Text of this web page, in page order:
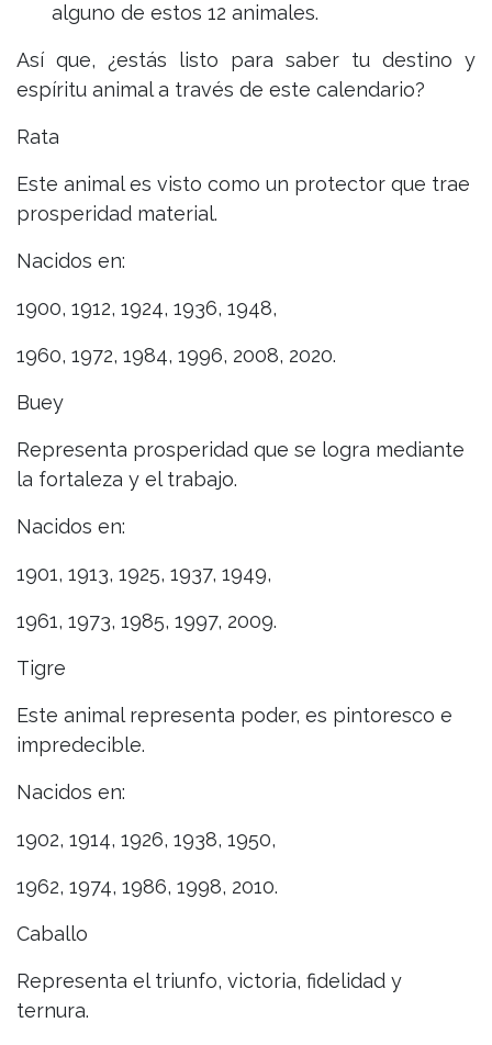
alguno de estos 12 animales.
Así que, ¿estás listo para saber tu destino y
espíritu animal a través de este calendario?
Rata
Este animal es visto como un protector que trae
prosperidad material.
Nacidos en:
1900, 1912, 1924, 1936, 1948,
1960, 1972, 1984, 1996, 2008, 2020.
Buey
Representa prosperidad que se logra mediante
la fortaleza y el trabajo.
Nacidos en:
1901, 1913, 1925, 1937, 1949,
1961, 1973, 1985, 1997, 2009.
Tigre
Este animal representa poder, es pintoresco e
impredecible.
Nacidos en:
1902, 1914, 1926, 1938, 1950,
1962, 1974, 1986, 1998, 2010.
Caballo
Representa el triunfo, victoria, fidelidad y
ternura.